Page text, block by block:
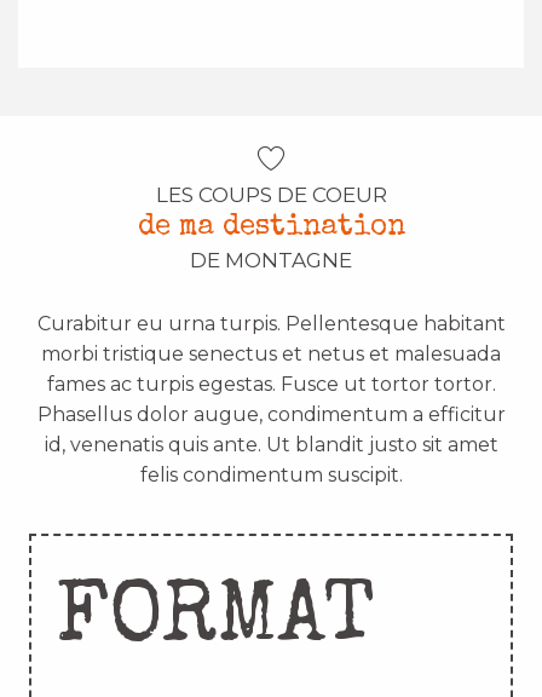
LES COUPS DE COEUR
de ma destination
DE MONTAGNE
Curabitur eu urna turpis. Pellentesque habitant
morbi tristique senectus et netus et malesuada
fames ac turpis egestas. Fusce ut tortor tortor.
Phasellus dolor augue, condimentum a efficitur
id, venenatis quis ante. Ut blandit justo sit amet
felis condimentum suscipit.
FORMAT